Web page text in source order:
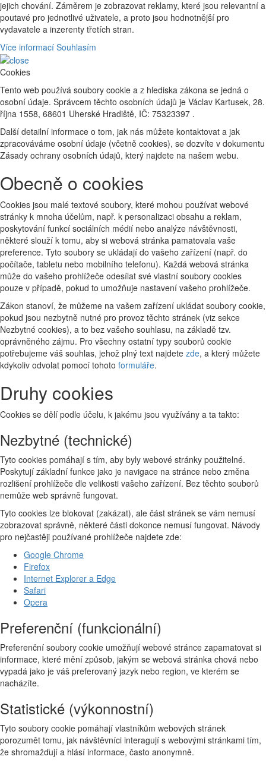
jejich chování. Záměrem je zobrazovat reklamy, které jsou relevantní a
poutavé pro jednotlivé uživatele, a proto jsou hodnotnější pro
vydavatele a inzerenty třetích stran.
Více informací Souhlasím
Cookies
Tento web používá soubory cookie a z hlediska zákona se jedná o
osobní údaje. Správcem těchto osobních údajů je Václav Kartusek, 28.
října 1558, 68601 Uherské Hradiště, IČ: 75323397 .
Další detailní informace o tom, jak nás můžete kontaktovat a jak
zpracováváme osobní údaje (včetně cookies), se dozvíte v dokumentu
Zásady ochrany osobních údajů, který najdete na našem webu.
Obecně o cookies
Cookies jsou malé textové soubory, které mohou používat webové
stránky k mnoha účelům, např. k personalizaci obsahu a reklam,
poskytování funkcí sociálních médií nebo analýze návštěvnosti,
některé slouží k tomu, aby si webová stránka pamatovala vaše
preference. Tyto soubory se ukládají do vašeho zařízení (např. do
počítače, tabletu nebo mobilního telefonu). Každá webová stránka
může do vašeho prohlížeče odesílat své vlastní soubory cookies
pouze v případě, pokud to umožňuje nastavení vašeho prohlížeče.
Zákon stanoví, že můžeme na vašem zařízení ukládat soubory cookie,
pokud jsou nezbytně nutné pro provoz těchto stránek (viz sekce
Nezbytné cookies), a to bez vašeho souhlasu, na základě tzv.
oprávněného zájmu. Pro všechny ostatní typy souborů cookie
potřebujeme váš souhlas, jehož plný text najdete zde, a který můžete
kdykoliv odvolat pomocí tohoto formuláře.
Druhy cookies
Cookies se dělí podle účelu, k jakému jsou využívány a ta takto:
Nezbytné (technické)
Tyto cookies pomáhají s tím, aby byly webové stránky použitelné.
Poskytují základní funkce jako je navigace na stránce nebo změna
rozlišení prohlížeče dle velikosti vašeho zařízení. Bez těchto souborů
nemůže web správně fungovat.
Tyto cookies lze blokovat (zakázat), ale část stránek se vám nemusí
zobrazovat správně, některé části dokonce nemusí fungovat. Návody
pro nejčastěji používané prohlížeče najdete zde:
Google Chrome
Firefox
Internet Explorer a Edge
Safari
Opera
Preferenční (funkcionální)
Preferenční soubory cookie umožňují webové stránce zapamatovat si
informace, které mění způsob, jakým se webová stránka chová nebo
vypadá jako je váš preferovaný jazyk nebo region, ve kterém se
nacházíte.
Statistické (výkonnostní)
Tyto soubory cookie pomáhají vlastníkům webových stránek
porozumět tomu, jak návštěvníci interagují s webovými stránkami tím,
že shromažďují a hlásí informace, často anonymně.